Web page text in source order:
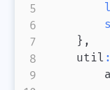
} ,
    util
: